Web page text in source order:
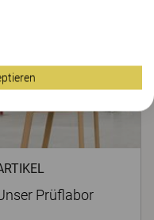
Prüflabor